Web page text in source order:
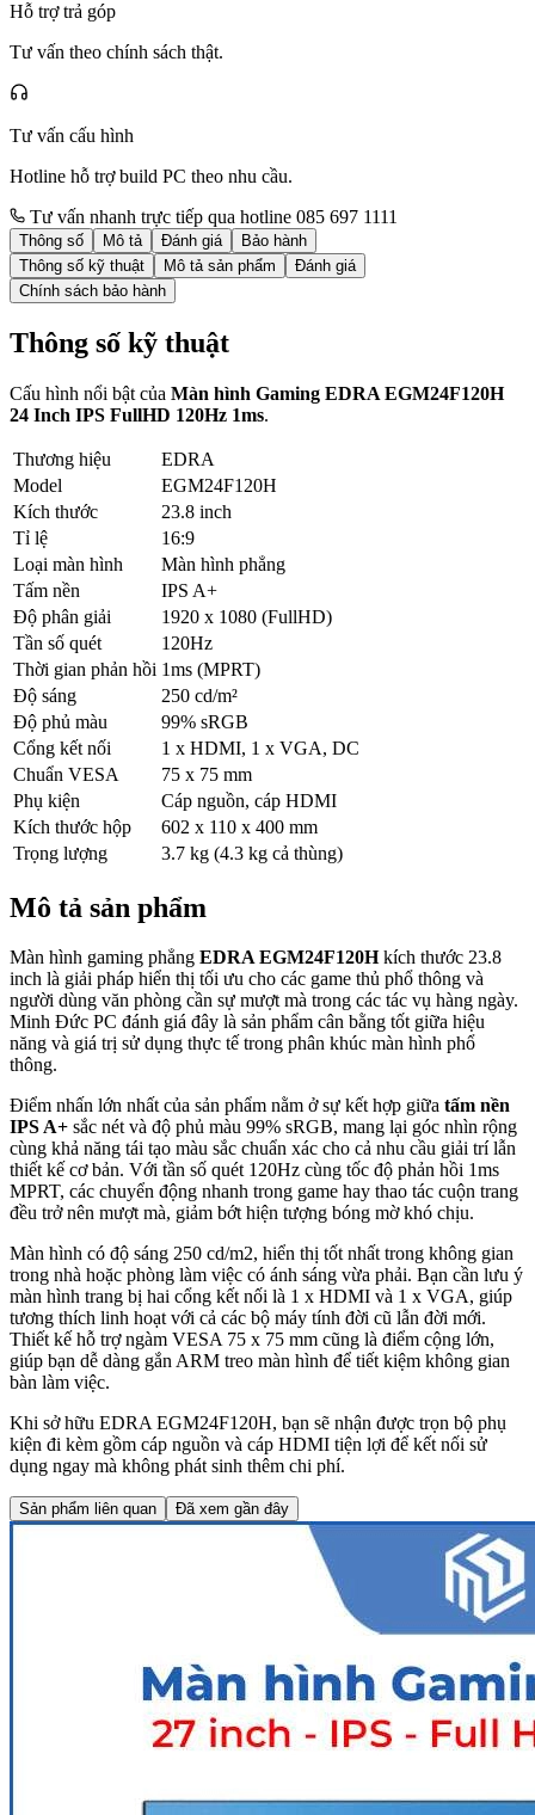
Hỗ trợ trả góp
Tư vấn theo chính sách thật.
Tư vấn cấu hình
Hotline hỗ trợ build PC theo nhu cầu.
Tư vấn nhanh trực tiếp qua hotline 085 697 1111
Thông số Mô tả Đánh giá
Bảo hành
Thông số kỹ thuật
Mô tả sản phẩm
Đánh giá
Chính sách bảo hành
Thông số kỹ thuật
Cấu hình nổi bật của Màn hình Gaming EDRA EGM24F120H
24 Inch IPS FullHD 120Hz 1ms.
Thương hiệu
EDRA
Model
EGM24F120H
Kích thước
23.8 inch
Tỉ lệ
16:9
Loại màn hình
Màn hình phẳng
Tấm nền
IPS A+
Độ phân giải
1920 x 1080 (FullHD)
Tần số quét
120Hz
Thời gian phản hồi 1ms (MPRT)
Độ sáng
250 cd/m²
Độ phủ màu
99% sRGB
Cổng kết nối
1 x HDMI, 1 x VGA, DC
Chuẩn VESA
75 x 75 mm
Phụ kiện
Cáp nguồn, cáp HDMI
Kích thước hộp
602 x 110 x 400 mm
Trọng lượng
3.7 kg (4.3 kg cả thùng)
Mô tả sản phẩm
Màn hình gaming phẳng EDRA EGM24F120Hkích thước 23.8
inch là giải pháp hiển thị tối ưu cho các game thủ phổ thông và
người dùng văn phòng cần sự mượt mà trong các tác vụ hàng ngày.
Minh Đức PC đánh giá đây là sản phẩm cân bằng tốt giữa hiệu
năng và giá trị sử dụng thực tế trong phân khúc màn hình phổ
thông.
Điểm nhấn lớn nhất của sản phẩm nằm ở sự kết hợp giữa tấm nền
IPS A+ sắc nét và độ phủ màu 99% sRGB, mang lại góc nhìn rộng
cùng khả năng tái tạo màu sắc chuẩn xác cho cả nhu cầu giải trí lẫn
thiết kế cơ bản. Với tần số quét 120Hz cùng tốc độ phản hồi 1ms
MPRT, các chuyển động nhanh trong game hay thao tác cuộn trang
đều trở nên mượt mà, giảm bớt hiện tượng bóng mờ khó chịu.
Màn hình có độ sáng 250 cd/m2, hiển thị tốt nhất trong không gian
trong nhà hoặc phòng làm việc có ánh sáng vừa phải. Bạn cần lưu ý
màn hình trang bị hai cổng kết nối là 1 x HDMI và 1 x VGA, giúp
tương thích linh hoạt với cả các bộ máy tính đời cũ lẫn đời mới.
Thiết kế hỗ trợ ngàm VESA 75 x 75 mm cũng là điểm cộng lớn,
giúp bạn dễ dàng gắn ARM treo màn hình để tiết kiệm không gian
bàn làm việc.
Khi sở hữu EDRA EGM24F120H, bạn sẽ nhận được trọn bộ phụ
kiện đi kèm gồm cáp nguồn và cáp HDMI tiện lợi để kết nối sử
dụng ngay mà không phát sinh thêm chi phí.
Sản phẩm liên quan Đã xem gần đây